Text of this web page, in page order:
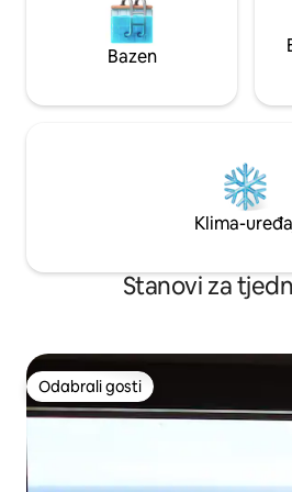
Bazen
Klima-
Stanovi za
Odabrali gosti
Odabrali gosti